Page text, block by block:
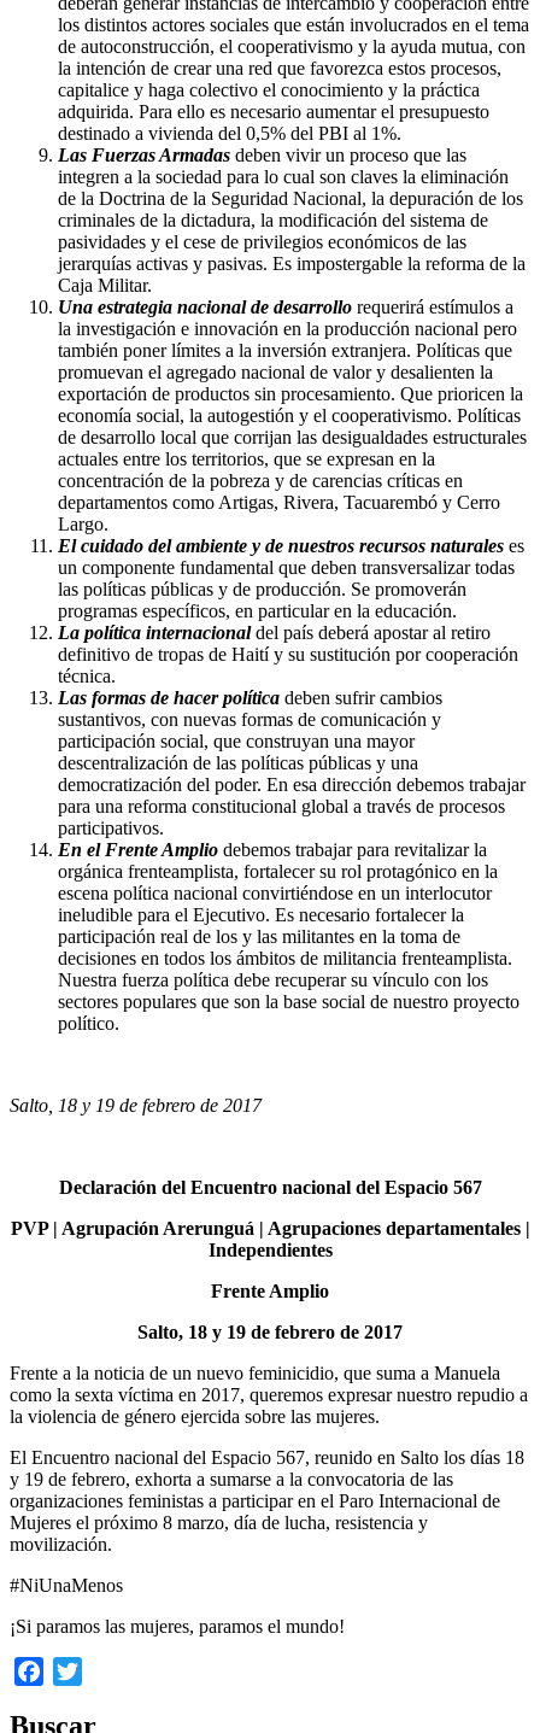
los distintos actores sociales que están involucrados en el tema
de autoconstrucción, el cooperativismo y la ayuda mutua, con
la intención de crear una red que favorezca estos procesos,
capitalice y haga colectivo el conocimiento y la práctica
adquirida. Para ello es necesario aumentar el presupuesto
destinado a vivienda del 0,5% del PBI al 1%.
Las Fuerzas Armadas deben vivir un proceso que las
integren a la sociedad para lo cual son claves la eliminación
de la Doctrina de la Seguridad Nacional, la depuración de los
criminales de la dictadura, la modificación del sistema de
pasividades y el cese de privilegios económicos de las
jerarquías activas y pasivas. Es impostergable la reforma de la
Caja Militar.
Una estrategia nacional de desarrollo requerirá estímulos a
la investigación e innovación en la producción nacional pero
también poner límites a la inversión extranjera. Políticas que
promuevan el agregado nacional de valor y desalienten la
exportación de productos sin procesamiento. Que prioricen la
economía social, la autogestión y el cooperativismo. Políticas
de desarrollo local que corrijan las desigualdades estructurales
actuales entre los territorios, que se expresan en la
concentración de la pobreza y de carencias críticas en
departamentos como Artigas, Rivera, Tacuarembó y Cerro
Largo.
El cuidado del ambiente y de nuestros recursos naturales es
un componente fundamental que deben transversalizar todas
las políticas públicas y de producción. Se promoverán
programas específicos, en particular en la educación.
La política internacionaldel país deberá apostar al retiro
definitivo de tropas de Haití y su sustitución por cooperación
técnica.
Las formas de hacer política deben sufrir cambios
sustantivos, con nuevas formas de comunicación y
participación social, que construyan una mayor
descentralización de las políticas públicas y una
democratización del poder. En esa dirección debemos trabajar
para una reforma constitucional global a través de procesos
participativos.
En el Frente Amplio debemos trabajar para revitalizar la
orgánica frenteamplista, fortalecer su rol protagónico en la
escena política nacional convirtiéndose en un interlocutor
ineludible para el Ejecutivo. Es necesario fortalecer la
participación real de los y las militantes en la toma de
decisiones en todos los ámbitos de militancia frenteamplista.
Nuestra fuerza política debe recuperar su vínculo con los
sectores populares que son la base social de nuestro proyecto
político.
Salto, 18 y 19 de febrero de 2017
Declaración del Encuentro nacional del Espacio 567
PVP | Agrupación Arerunguá | Agrupaciones departamentales |
Independientes
Frente Amplio
Salto, 18 y 19 de febrero de 2017
Frente a la noticia de un nuevo feminicidio, que suma a Manuela
como la sexta víctima en 2017, queremos expresar nuestro repudio a
la violencia de género ejercida sobre las mujeres.
El Encuentro nacional del Espacio 567, reunido en Salto los días 18
y 19 de febrero, exhorta a sumarse a la convocatoria de las
organizaciones feministas a participar en el Paro Internacional de
Mujeres el próximo 8 marzo, día de lucha, resistencia y
movilización.
#NiUnaMenos
¡Si paramos las mujeres, paramos el mundo!
Facebook
Buscar